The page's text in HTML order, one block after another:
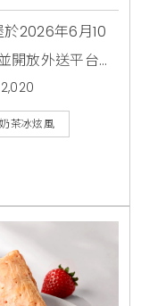
2026年6月10
開放外送平台購
量回歸，完整
2,020
茶冰炫風